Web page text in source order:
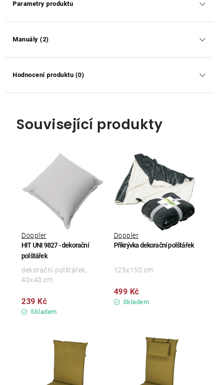
Parametry produktu
Manuály (2)
Hodnocení produktu (0)
Související produkty
HIT UNI 9827 - dekorační
polštářek
Doppler
Skladem
239 Kč
dekorační polštářek,
40x40 cm
Přikrývka dekorační polštářek
Doppler
Skladem
499 Kč
125x150 cm